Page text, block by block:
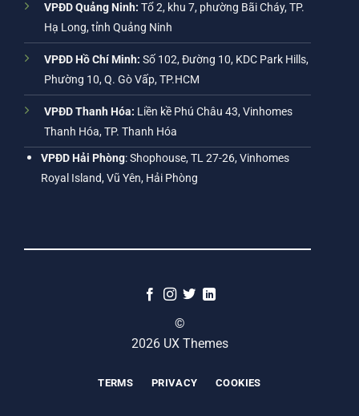
VPĐD Quảng Ninh: Tổ 2, khu 7, phường Bãi Cháy, TP.
Hạ Long, tỉnh Quảng Ninh
VPĐD Hồ Chí Minh: Số 102, Đường 10, KDC Park Hills,
Phường 10, Q. Gò Vấp, TP.HCM
VPĐD Thanh Hóa: Liền kề Phú Châu 43, Vinhomes
Thanh Hóa, TP. Thanh Hóa
VPĐD Hải Phòng: Shophouse, TL 27-26, Vinhomes
Royal Island, Vũ Yên, Hải Phòng
©
2026 UX Themes
TERMS PRIVACY COOKIES